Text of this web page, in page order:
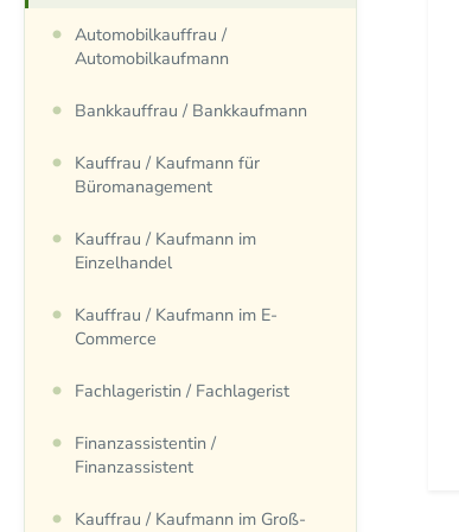
Automobilkauffrau /
Automobilkaufmann
Bankkauffrau / Bankkaufmann
Kauffrau / Kaufmann für
Büromanagement
Kauffrau / Kaufmann im
Einzelhandel
Kauffrau / Kaufmann im E-
Commerce
Fachlageristin / Fachlagerist
Finanzassistentin /
Finanzassistent
Kauffrau / Kaufmann im Groß-